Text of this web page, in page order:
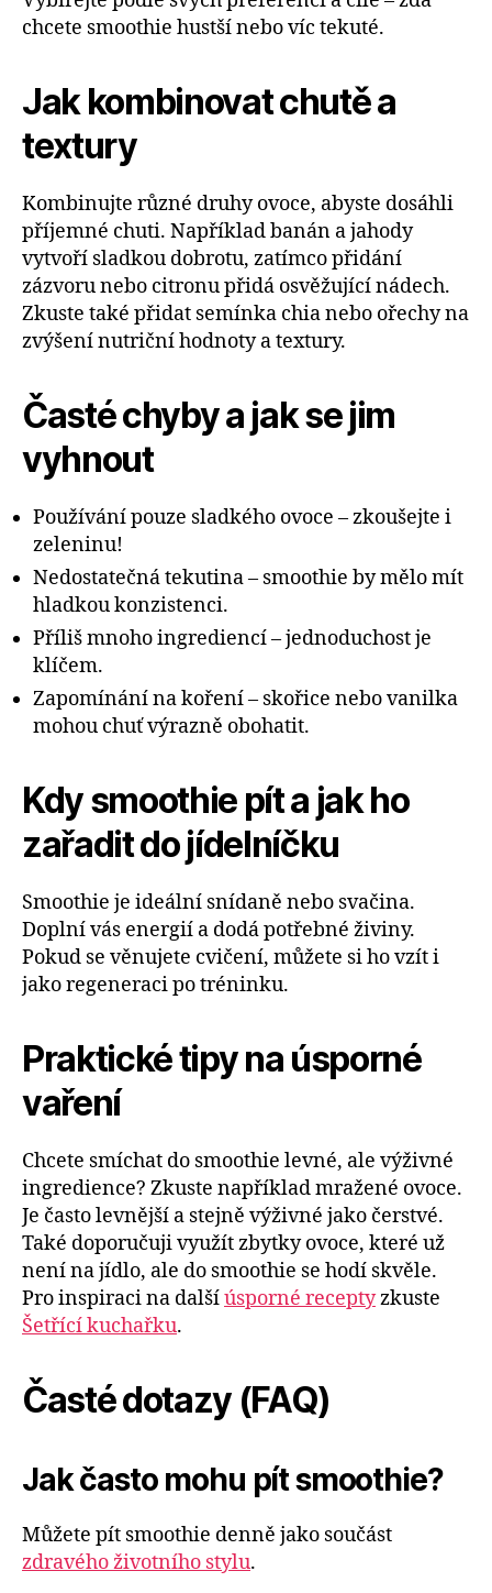
chcete smoothie hustší nebo víc tekuté.
Jak kombinovat chutě a
textury
Kombinujte různé druhy ovoce, abyste dosáhli
příjemné chuti. Například banán a jahody
vytvoří sladkou dobrotu, zatímco přidání
zázvoru nebo citronu přidá osvěžující nádech.
Zkuste také přidat semínka chia nebo ořechy na
zvýšení nutriční hodnoty a textury.
Časté chyby a jak se jim
vyhnout
Používání pouze sladkého ovoce – zkoušejte i
zeleninu!
Nedostatečná tekutina – smoothie by mělo mít
hladkou konzistenci.
Příliš mnoho ingrediencí – jednoduchost je
klíčem.
Zapomínání na koření – skořice nebo vanilka
mohou chuť výrazně obohatit.
Kdy smoothie pít a jak ho
zařadit do jídelníčku
Smoothie je ideální snídaně nebo svačina.
Doplní vás energií a dodá potřebné živiny.
Pokud se věnujete cvičení, můžete si ho vzít i
jako regeneraci po tréninku.
Praktické tipy na úsporné
vaření
Chcete smíchat do smoothie levné, ale výživné
ingredience? Zkuste například mražené ovoce.
Je často levnější a stejně výživné jako čerstvé.
Také doporučuji využít zbytky ovoce, které už
není na jídlo, ale do smoothie se hodí skvěle.
Pro inspiraci na dalšíúsporné receptyzkuste
Šetřící kuchařku.
Časté dotazy (FAQ)
Jak často mohu pít smoothie?
Můžete pít smoothie denně jako součást
zdravého životního stylu.